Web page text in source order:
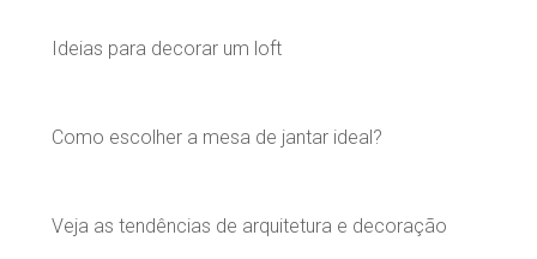
Ideias para decorar um loft
Como escolher a mesa de jantar ideal?
Veja as tendências de arquitetura e decoração